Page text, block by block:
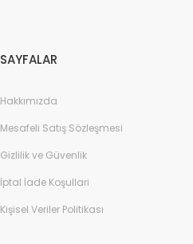
SAYFALAR
Hakkımızda
Mesafeli Satış Sözleşmesi
Gizlilik ve Güvenlik
İptal İade Koşullari
Kişisel Veriler Politikası